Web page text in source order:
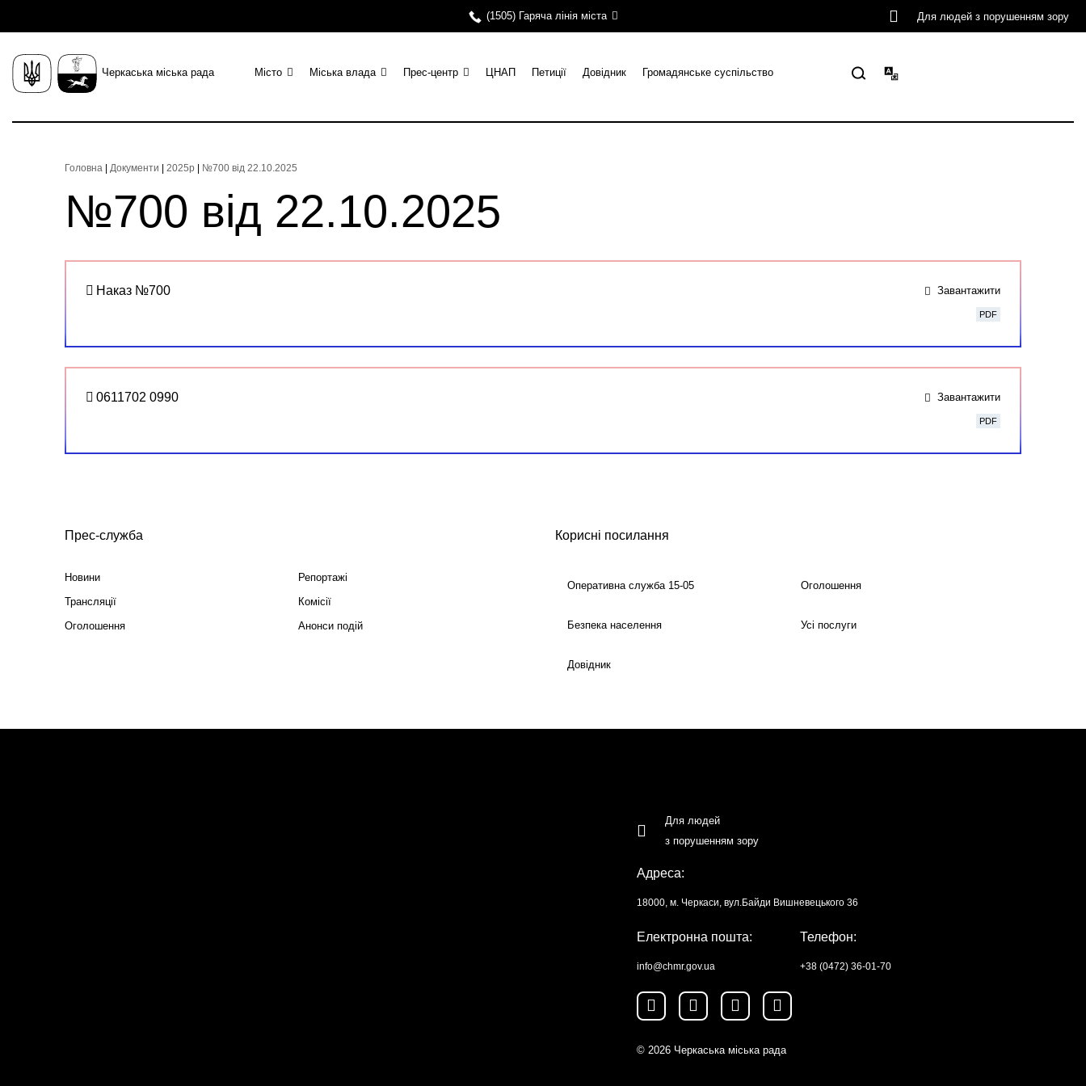
(1505) Гаряча лінія міста Для людей з порушенням зору
Черкаська міська рада Місто Міська влада Прес-центр ЦНАП Петиції Довідник Громадянське суспільство
Головна Документи 2025р №700 від 22.10.2025
№700 від 22.10.2025
Наказ №700 Завантажити
PDF
0611702 0990 Завантажити
PDF
Прес-служба
Новини
Репортажі
Трансляції
Комісії
Оголошення
Анонси подій
Корисні посилання
Оперативна служба 15-05 Оголошення
Безпека населення Усі послуги
Довідник
Для людей
з порушенням зору
Адреса:
18000, м. Черкаси, вул.Байди Вишневецького 36
Електронна пошта:
info@chmr.gov.ua
Телефон:
+38 (0472) 36-01-70
© 2026 Черкаська міська рада